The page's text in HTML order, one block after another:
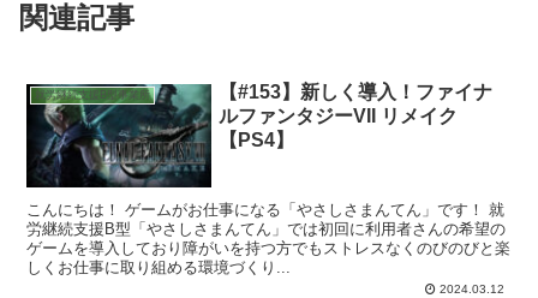
関連記事
就労継続支援B型事業所
【#153】新しく導入！ファイナ
ルファンタジーVII リメイク
【PS4】
こんにちは！ ゲームがお仕事になる「やさしさまんてん」です！ 就
労継続支援B型「やさしさまんてん」では初回に利用者さんの希望の
ゲームを導入しており障がいを持つ方でもストレスなくのびのびと楽
しくお仕事に取り組める環境づくり...
2024.03.12